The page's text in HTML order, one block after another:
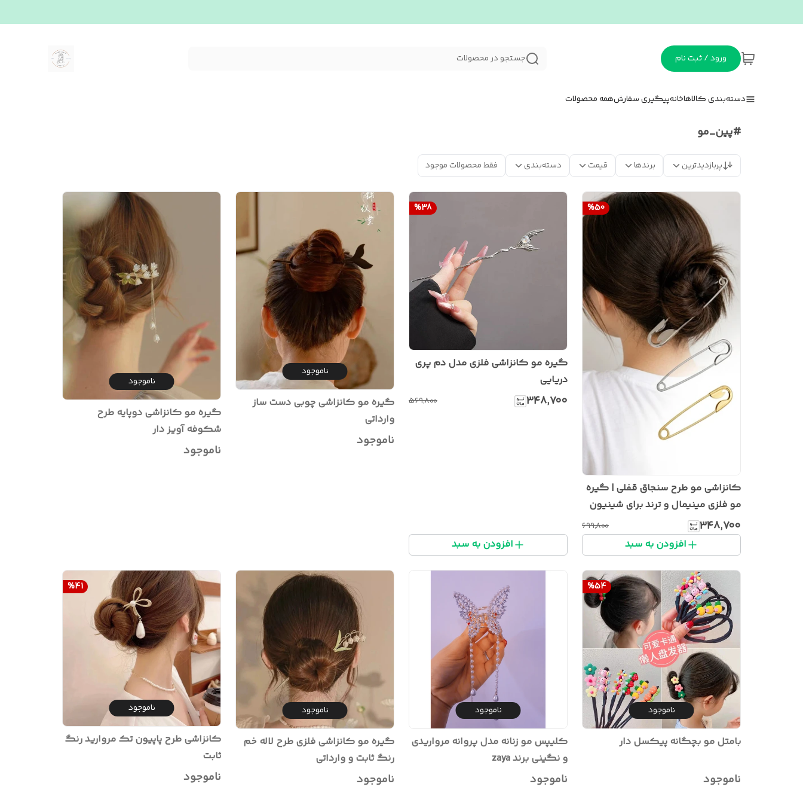
ورود / ثبت نام جستجو در محصولات
دسته‌بندی کالاهاخانهپیگیری سفارشهمه محصولات
#پین_مو
پربازدیدترین برندها قیمت دسته‌بندی فقط محصولات موجود
%50
کانزاشی مو طرح سنجاق قفلی | گیره
مو فلزی مینیمال و ترند برای شینیون
۳۴۸٬۷۰۰ ۶۹۹٬۸۰۰
افزودن به سبد
%38
گیره مو کانزاشی فلزی مدل دم پری
دریایی
۳۴۸٬۷۰۰ ۵۶۹٬۸۰۰
افزودن به سبد
ناموجود
گیره مو کانزاشی چوبی دست ساز
وارداتی
ناموجود
ناموجود
گیره مو کانزاشی دوپایه طرح
شکوفه آویز دار
ناموجود
%54
ناموجود
بامتل مو بچگانه پیکسل دار
ناموجود
ناموجود
کلیپس مو زنانه مدل پروانه مرواریدی
و نگینی برند zaya
ناموجود
ناموجود
گیره مو کانزاشی فلزی طرح لاله خم
رنگ ثابت و وارداتی
ناموجود
%41
ناموجود
کانزاشی طرح پاپیون تک مروارید رنگ
ثابت
ناموجود